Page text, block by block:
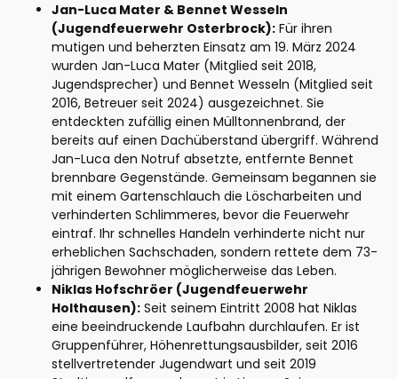
Jan-Luca Mater & Bennet Wesseln
(Jugendfeuerwehr Osterbrock): Für ihren
mutigen und beherzten Einsatz am 19. März 2024
wurden Jan-Luca Mater (Mitglied seit 2018,
Jugendsprecher) und Bennet Wesseln (Mitglied seit
2016, Betreuer seit 2024) ausgezeichnet. Sie
entdeckten zufällig einen Mülltonnenbrand, der
bereits auf einen Dachüberstand übergriff. Während
Jan-Luca den Notruf absetzte, entfernte Bennet
brennbare Gegenstände. Gemeinsam begannen sie
mit einem Gartenschlauch die Löscharbeiten und
verhinderten Schlimmeres, bevor die Feuerwehr
eintraf. Ihr schnelles Handeln verhinderte nicht nur
erheblichen Sachschaden, sondern rettete dem 73-
jährigen Bewohner möglicherweise das Leben.
Niklas Hofschröer (Jugendfeuerwehr
Holthausen): Seit seinem Eintritt 2008 hat Niklas
eine beeindruckende Laufbahn durchlaufen. Er ist
Gruppenführer, Höhenrettungsausbilder, seit 2016
stellvertretender Jugendwart und seit 2019